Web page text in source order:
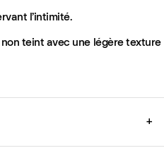
l’intimité.
teint avec une légère texture
+